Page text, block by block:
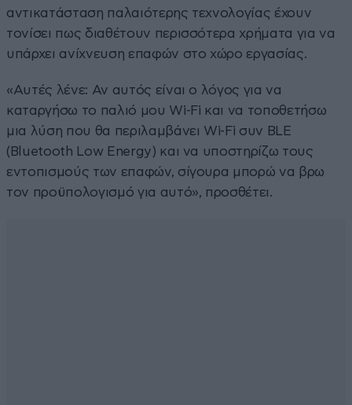
αντικατάσταση παλαιότερης τεχνολογίας έχουν
τονίσει πως διαθέτουν περισσότερα χρήματα για να
υπάρχει ανίχνευση επαφών στο χώρο εργασίας.
«Αυτές λένε: Αν αυτός είναι ο λόγος για να
καταργήσω το παλιό μου Wi-Fi και να τοποθετήσω
μια λύση που θα περιλαμβάνει Wi-Fi συν BLE
(Bluetooth Low Energy) και να υποστηρίζω τους
εντοπισμούς των επαφών, σίγουρα μπορώ να βρω
τον προϋπολογισμό για αυτό», προσθέτει.